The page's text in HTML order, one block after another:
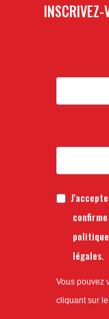
INSCRIVEZ-
légales.
Vous pouvez
cliquant sur